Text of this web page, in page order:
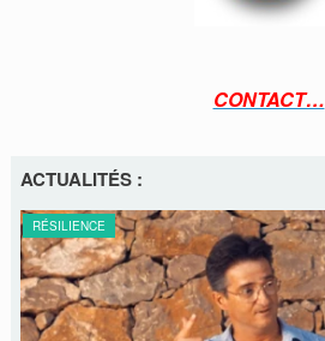
CONTACT…
ACTUALITÉS :
RÉSILIENCE